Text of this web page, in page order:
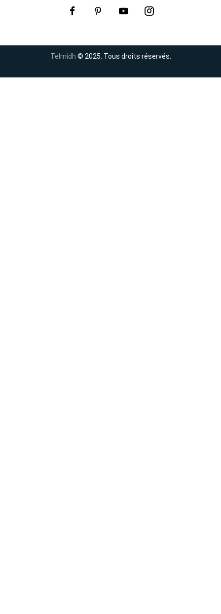
Telmidh © 2025. Tous droits réservés.